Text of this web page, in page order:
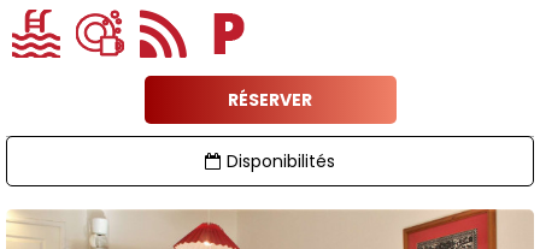
RÉSERVER
Disponibilités